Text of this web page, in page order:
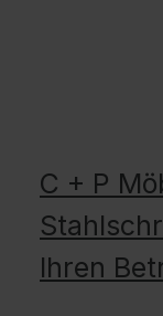
C + P
Ihren